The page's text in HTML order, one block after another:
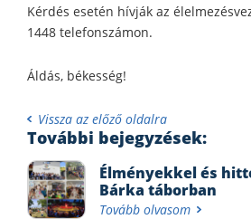
Kérdés esetén hívják az
1448 telefonszámon.
Áldás, békesség!
Vissza az előző oldalra
További bejegyzések:
Élményekkel és
Bárka táborban
Tovább olvasom